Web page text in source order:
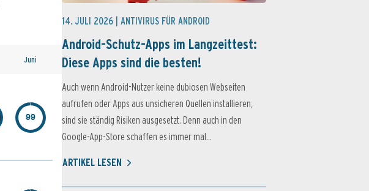
Juni
99
14. JULI 2026 | ANTIVIRUS FÜR ANDROID
Android-Schutz-Apps im Langzeittest:
Diese Apps sind die besten!
Auch wenn Android-Nutzer keine dubiosen Webseiten
aufrufen oder Apps aus unsicheren Quellen installieren,
sind sie ständig Risiken ausgesetzt. Denn auch in den
Google-App-Store schaffen es immer mal...
ARTIKEL LESEN